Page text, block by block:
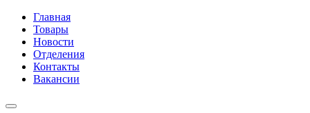
Главная
Товары
Новости
Отделения
Контакты
Вакансии